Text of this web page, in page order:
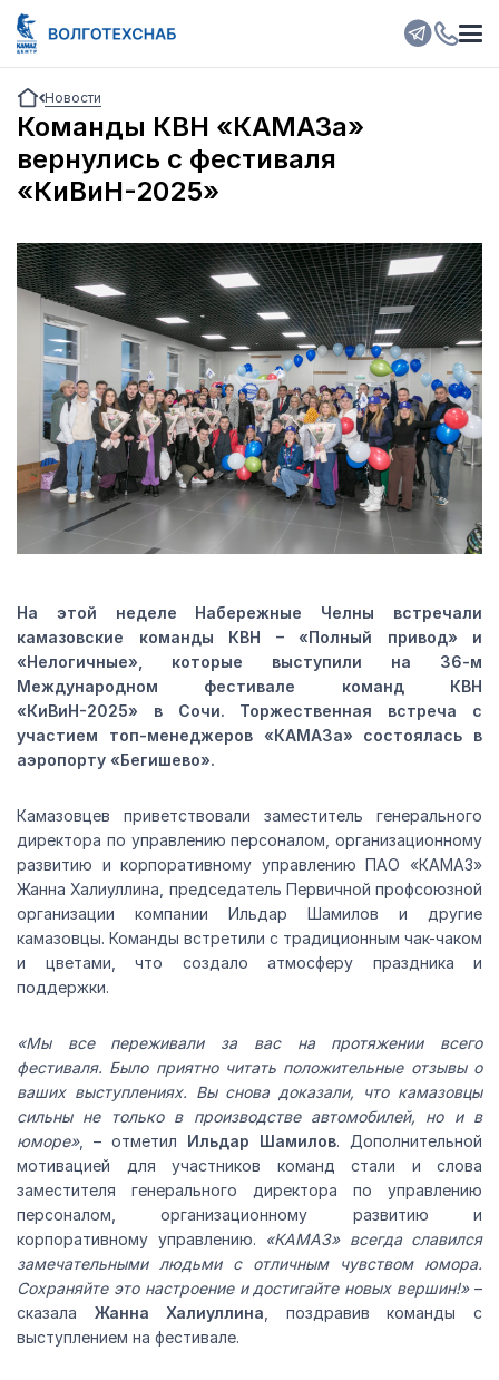
Новости
Команды КВН «КАМАЗа»
вернулись с фестиваля
«КиВиН-2025»
На этой неделе Набережные Челны встречали
камазовские команды КВН – «Полный привод» и
«Нелогичные», которые выступили на 36-м
Международном фестивале команд КВН
«КиВиН-2025» в Сочи. Торжественная встреча с
участием топ-менеджеров «КАМАЗа» состоялась в
аэропорту «Бегишево».
Камазовцев приветствовали заместитель генерального
директора по управлению персоналом, организационному
развитию и корпоративному управлению ПАО «КАМАЗ»
Жанна Халиуллина, председатель Первичной профсоюзной
организации компании Ильдар Шамилов и другие
камазовцы. Команды встретили с традиционным чак-чаком
и цветами, что создало атмосферу праздника и
поддержки.
«Мы все переживали за вас на протяжении всего
фестиваля. Было приятно читать положительные отзывы о
ваших выступлениях. Вы снова доказали, что камазовцы
сильны не только в производстве автомобилей, но и в
юморе», – отметил Ильдар Шамилов. Дополнительной
мотивацией для участников команд стали и слова
заместителя генерального директора по управлению
персоналом, организационному развитию и
корпоративному управлению.
«КАМАЗ» всегда славился
замечательными людьми с отличным чувством юмора.
Сохраняйте это настроение и достигайте новых вершин!»–
сказала Жанна Халиуллина , поздравив команды с
выступлением на фестивале.